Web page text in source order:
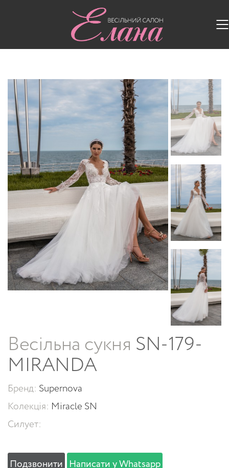
Весільні сукні/
Весільна сукня SN-179-
MIRANDA
Бренд: Supernova
Колекція: Miracle SN
Силует:
Подзвонити Написати у Whatsapp